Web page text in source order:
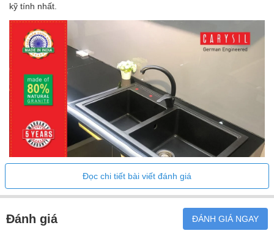
kỹ tính nhất.
Đọc chi tiết bài viết đánh giá
Đánh giá ĐÁNH GIÁ NGAY